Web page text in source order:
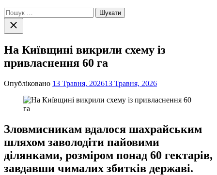
Пошук:
Закрити
пошук
На Київщині викрили схему із
привласнення 60 га
Опубліковано 13 Травня, 202613 Травня, 2026
Зловмисникам вдалося шахрайським
шляхом заволодіти пайовими
ділянками, розміром понад 60 гектарів,
завдавши чималих збитків державі.